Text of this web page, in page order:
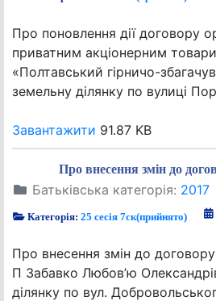
Про поновлення дії договору
приватним акціонерним
«Полтавський гірничо-
земельну ділянку по вулиці
Завантажити 91.87 KB
Про внесення змін до
Батьківська категорія: 2017
Категорія:25 сесія 7ск(прийнято)
Про внесення змін до
П Забавко Любов’ю
ділянку по вул.